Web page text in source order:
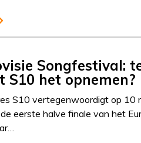
Songfestival:
S10 het opnemen?
S10 vertegenwoordigt op 10
eerste halve finale van het